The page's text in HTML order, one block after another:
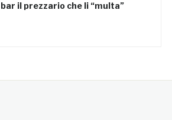
bar il prezzario che li “multa”